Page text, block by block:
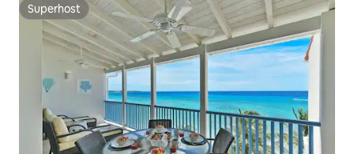
Superhost
Superhost